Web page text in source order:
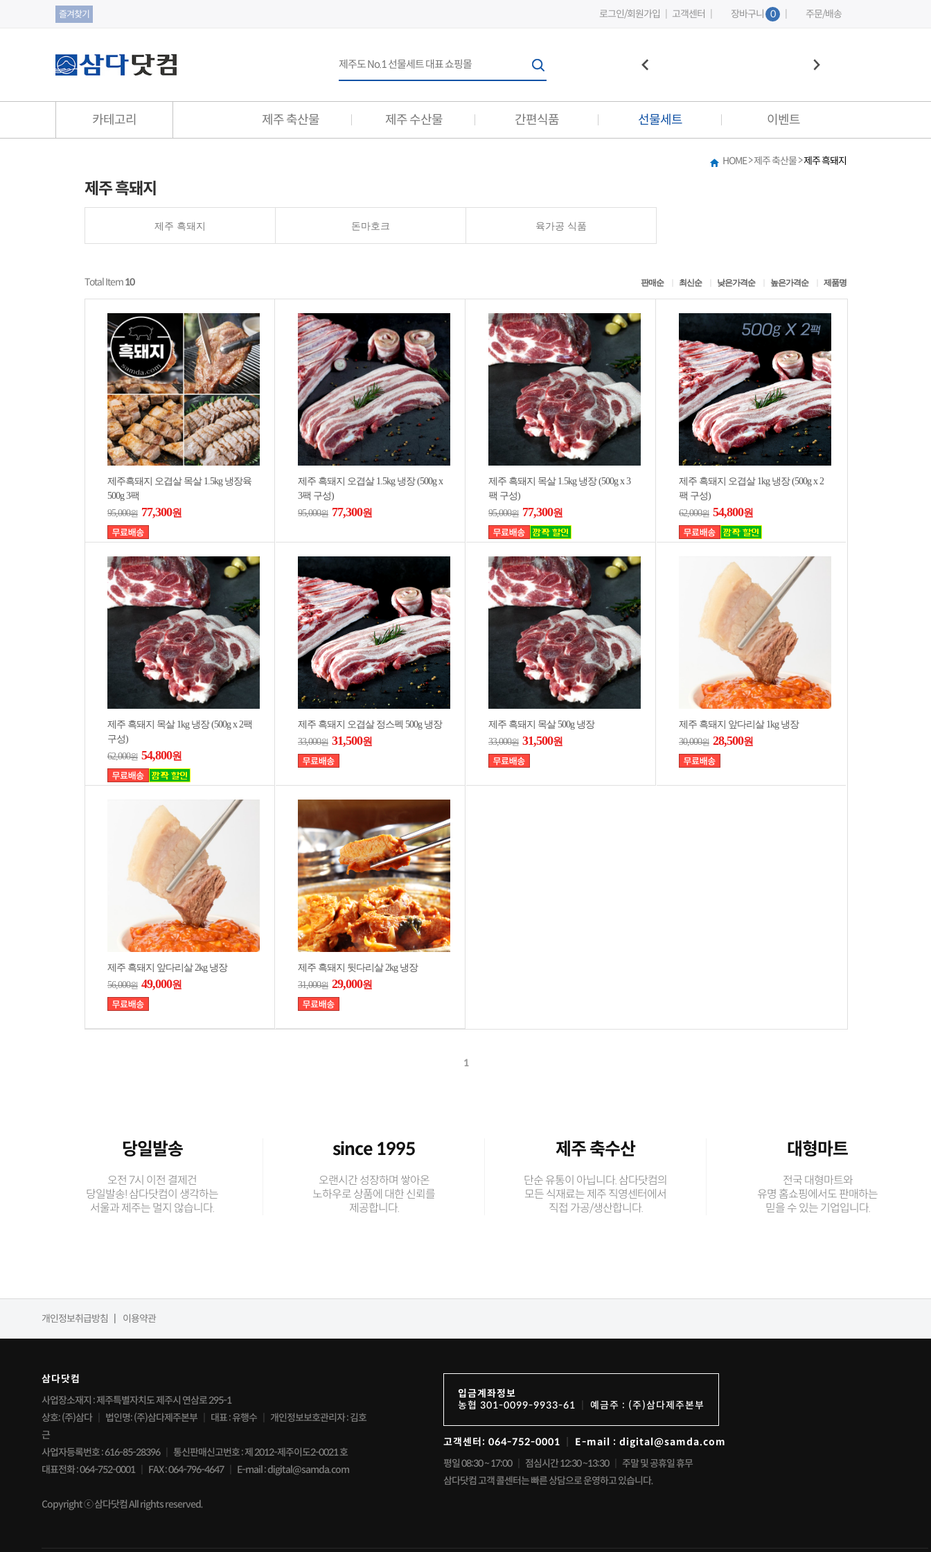
즐겨찾기 로그인/회원가입 고객센터 장바구니 0 주문/배송
카테고리
수산 간편식품
커뮤니티
제주 축산물 제주 수산물 간편식품 선물세트 이벤트
HOME>제주 축산물>제주 흑돼지
제주 흑돼지
제주 흑돼지 돈마호크 육가공 식품
Total Item10 판매순 최신순 낮은가격순 높은가격순 제품명
제주흑돼지 오겹살 목살 1.5kg 냉장육
500g 3팩
95,000원 77,300원
제주 흑돼지 오겹살 1.5kg 냉장 (500g x
3팩 구성)
95,000원 77,300원
제주 흑돼지 목살 1.5kg 냉장 (500g x 3
팩 구성)
95,000원 77,300원
제주 흑돼지 오겹살 1kg 냉장 (500g x 2
팩 구성)
62,000원 54,800원
제주 흑돼지 목살 1kg 냉장 (500g x 2팩
구성)
62,000원 54,800원
제주 흑돼지 오겹살 정스펙 500g 냉장
33,000원 31,500원
제주 흑돼지 목살 500g 냉장
33,000원 31,500원
제주 흑돼지 앞다리살 1kg 냉장
30,000원 28,500원
제주 흑돼지 앞다리살 2kg 냉장
56,000원 49,000원
제주 흑돼지 뒷다리살 2kg 냉장
31,000원 29,000원
1
당일발송
오전 7시 이전 결제건
당일발송! 삼다닷컴이 생각하는
서울과 제주는 멀지 않습니다.
since 1995
오랜시간 성장하며 쌓아온
노하우로 상품에 대한 신뢰를
제공합니다.
제주 축수산
단순 유통이 아닙니다. 삼다닷컴의
모든 식재료는 제주 직영센터에서
직접 가공/생산합니다.
대형마트
전국 대형마트와
유명 홈쇼핑에서도 판매하는
믿을 수 있는 기업입니다.
개인정보취급방침 이용약관
삼다닷컴
사업장소재지 : 제주특별자치도 제주시 연삼로 295-1
상호: (주)삼다
법인명: (주)삼다제주본부 대표 : 유행수
개인정보보호관리자 : 김호
근
사업자등록번호 : 616-85-28396
통신판매신고번호 : 제 2012-제주이도2-0021 호
대표전화 : 064-752-0001
FAX : 064-796-4647 E-mail : digital@samda.com
Copyright ⓒ 삼다닷컴 All rights reserved.
입금계좌정보
농협 301-0099-9933-61
예금주 : (주)삼다제주본부
고객센터: 064-752-0001
E-mail : digital@samda.com
평일 08:30 ~ 17:00
점심시간 12:30 ~13:30
주말 및 공휴일 휴무
삼다닷컴 고객 콜센터는 빠른 상담으로 운영하고 있습니다.